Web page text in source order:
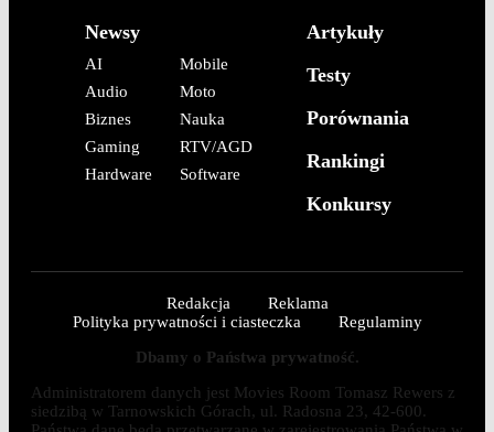
Newsy
AI
Audio
Biznes
Gaming
Hardware
Mobile
Moto
Nauka
RTV/AGD
Software
Artykuły
Testy
Porównania
Rankingi
Konkursy
Redakcja
Reklama
Polityka prywatności i ciasteczka
Regulaminy
Dbamy o Państwa prywatność.
Administratorem danych jest Movies Room Tomasz Rewers z
siedzibą w Tarnowskich Górach, ul. Radosna 23, 42-600.